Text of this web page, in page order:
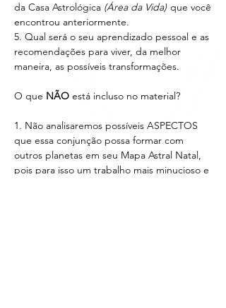
da Casa Astrológica (Área da Vida) que você
encontrou anteriormente.
5. Qual será o seu aprendizado pessoal e as
recomendações para viver, da melhor
maneira, as possíveis transformações.
O que NÃO está incluso no material?
1. Não analisaremos possíveis ASPECTOS
que essa conjunção possa formar com
outros planetas em seu Mapa Astral Natal,
pois para isso um trabalho mais minucioso e